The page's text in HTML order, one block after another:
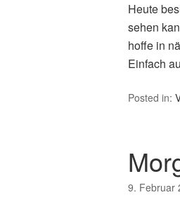
Heute
sehen
hoffe in
Einfach
Posted in:
9. Februar